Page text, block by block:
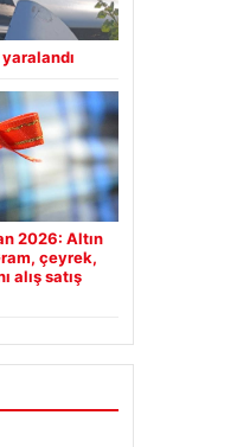
2026: Altın
çeyrek,
alış satış